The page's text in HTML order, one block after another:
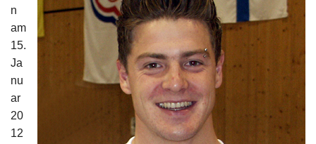
Impressum
n
am
15.
Ja
nu
ar
20
12